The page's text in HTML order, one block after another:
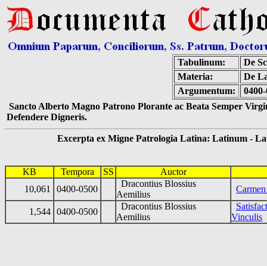
Tabulinum:
De
Materia:
De
Argumentum:
Sancto Alberto Magno Patrono Plorante ac Beata Semper
Defendere Digneris.
Excerpta ex Migne Patrologia Latina: Latinum -
KB Tempora SS
Auctor
10,061
0400-0500
Dracontius Blossius
Aemilius
1,544 0400-0500
Dracontius Blossius
Aemilius
Vinculis